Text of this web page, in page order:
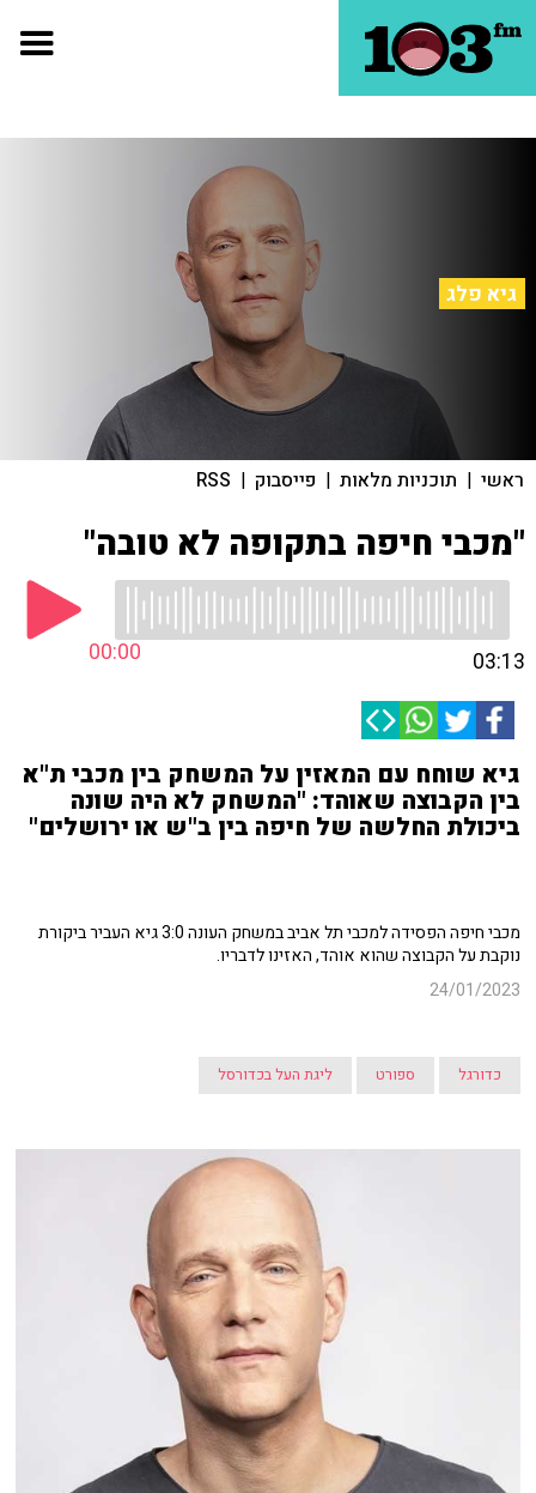
גיא פלג
ראשי | תוכניות מלאות | פייסבוק |
RSS
"מכבי חיפה בתקופה לא טובה"
00:00 03:13
גיא שוחח עם המאזין על המשחק בין מכבי ת"א
בין הקבוצה שאוהד: "המשחק לא היה שונה
ביכולת החלשה של חיפה בין ב"ש או ירושלים"
מכבי חיפה הפסידה למכבי תל אביב במשחק העונה 3:0 גיא העביר ביקורת
נוקבת על הקבוצה שהוא אוהד, האזינו לדבריו.
24/01/2023
כדורגל ספורט ליגת העל בכדורסל